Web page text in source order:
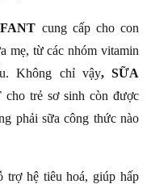
cung cấp cho con
mẹ, từ các nhóm vitamin
Không chỉ vậy, SỮA
cho trẻ sơ sinh còn được
phải sữa công thức nào
trợ hệ tiêu hoá, giúp hấp